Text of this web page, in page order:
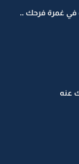
في غمرة فرحك ..
عنه